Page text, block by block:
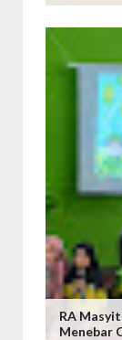
RA
Menebar